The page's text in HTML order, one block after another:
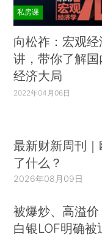
私房课
向松祚：宏观
讲，带你了解
经济大局
2022年04月06日
最新财新周刊
了什么？
2026年08月09日
被爆炒、高溢
白银LOF明确被